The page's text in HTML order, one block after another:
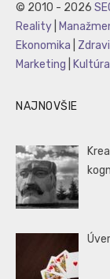
© 2010 - 2026
Reality
Ekonomika
Marketing
Kultúra
NAJNOVŠIE